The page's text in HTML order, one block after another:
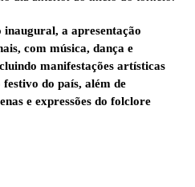
a apresentação
com música, dança e
manifestações artísticas
do país, além de
e expressões do folclore